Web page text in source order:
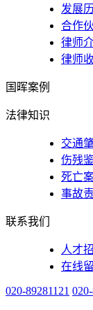
发展
合作
律师
律师
国晖案例
法律知识
交通
伤残
死亡
事故
联系我们
人才
在线
020-89281121